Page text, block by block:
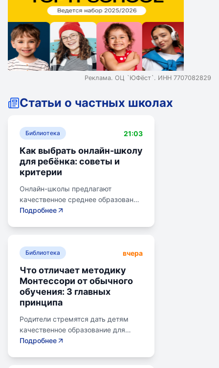
Реклама. ОЦ `ЮФёст`. ИНН 7707082829
Статьи о частных школах
Библиотека 21:03
Как выбрать онлайн-школу
для ребёнка: советы и
критерии
Онлайн-школы предлагают
качественное среднее образование
без привязки к району. Важно
предпочитаемую нагрузку. Важно
получить аттестат для поступления
в университет или колледж.
Онлайн-школы могут быть разными
по формату: с зачислением,
семейное образование, онлайн-
курсы, самостоятельная
платформа, индивидуальный
Подробнее
Библиотека вчера
Что отличает методику
Монтессори от обычного
обучения: 3 главных
принципа
Родители стремятся дать детям
качественное образование для
лучшего будущего. Обучение по
Подробнее